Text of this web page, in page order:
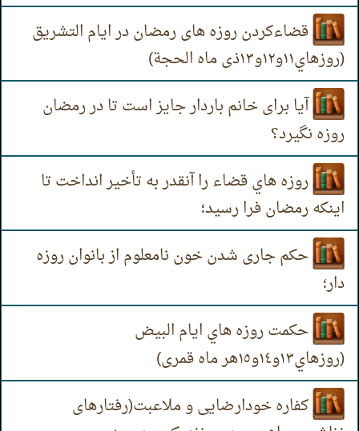
قضاءکردن روزه های رمضان در ايام التشریق
(روزهاي۱۱و۱۲و۱۳ذی ماه الحجة)
آیا برای خانم باردار جایز است تا در رمضان
روزه نگیرد؟
روزه هاي قضاء را آنقدر به تأخیر انداخت تا
اینکه رمضان فرا رسید؛
حکم جاری شدن خون نامعلوم از بانوان روزه
دار؛
حکمت روزه هاي ایام البیض
(روزهاي۱۳و١٤و١٥هر ماه قمری)
کفاره خودارضایی و ملاعبت(رفتارهای